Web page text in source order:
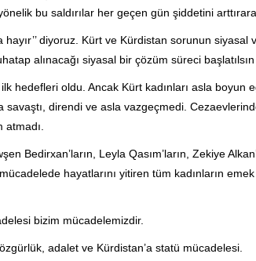
bu saldırılar her geçen gün şiddetini
diyoruz. Kürt ve Kürdistan sorunun siyasal
alınacağı siyasal bir çözüm süreci başlatılsın
hedefleri oldu. Ancak Kürt kadınları asla boyun
savaştı, direndi ve asla vazgeçmedi.
Bedirxan’ların, Leyla Qasım’ların, Zekiye
hayatlarını yitiren tüm kadınların
bizim mücadelemizdir.
adalet ve Kürdistan’a statü mücadelesi.